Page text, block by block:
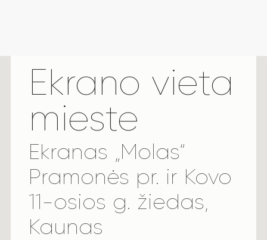
Ekrano vieta
mieste
Ekranas „Molas“
Pramonės pr. ir Kovo
11-osios g. žiedas,
Kaunas